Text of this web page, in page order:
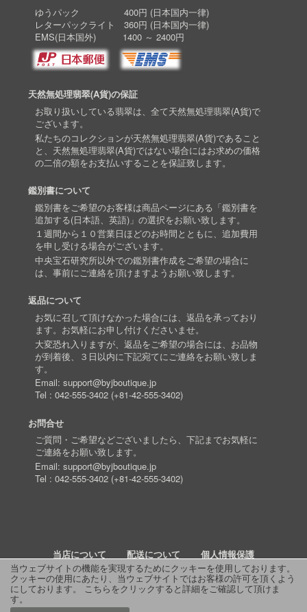
当ウェブサイトの機能を実現するためにクッキーを使用しております。
クッキーの使用にあたり、当ウェブサイトではお客様の許可を頂くよう
にしております。 こちらをクリックすると詳細をご確認して頂けま
す。
ゆうパック 400円 (日本国内一律)
レターパックライト 360円 (日本国内一律)
EMS(日本国外) 1400 ～ 2400円
天然無処理翡翠(A貨)の保証
お取り扱いしている翡翠は、全て天然無処理翡翠(A貨)で
ございます。
私たちのコレクションが天然無処理翡翠(A貨)であること
と、天然無処理翡翠(A貨)ではない場合にはお求めの価格
の二倍の額をお支払いすることを保証致します。
鑑別書について
鑑別書をご希望のお客様は商品ページにある「鑑別書を
追加する(日本語、英語)」の選択をお願い致します。
１週間から１０営業日ほどのお時間とともに、追加費用
を申し受ける場合がございます。
中央宝石研究所以外での鑑別書作成をご希望の場合に
は、事前にご連絡を頂けますようお願い致します。
返品について
お気に召して頂けなかった場合には、返品を承っており
ます。お気軽にお申し付けくださいませ。
大変恐れ入りますが、返品をご希望の場合には、お品物
が到着後、３日以内に下記宛てにご連絡をお願い致しま
す。
Email: support@byjboutique.jp
Tel : 042-555-3402(+81-42-555-3402)
お問合せ
ご質問・ご希望などございましたら、下記までお気軽に
ご連絡をお願い致します。
Email: support@byjboutique.jp
Tel : 042-555-3402(+81-42-555-3402)
当店について 配送について
個人情報保護
詳細検索
よくあるご質問 お問い合わせ RSS